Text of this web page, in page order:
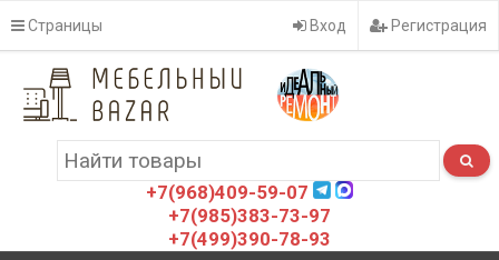
Страницы Вход Регистрация
+7(968)409-59-07
+7(985)383-73-97
+7(499)390-78-93